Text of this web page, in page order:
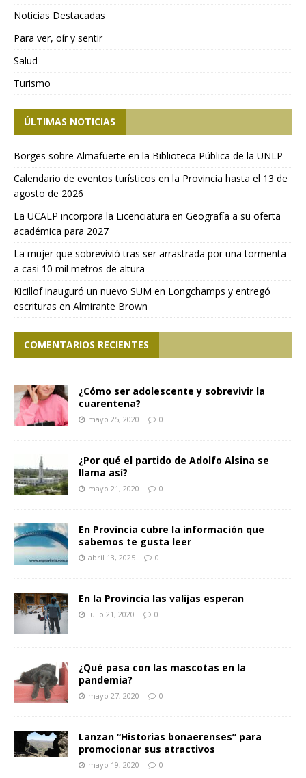
Noticias Destacadas
Para ver, oír y sentir
Salud
Turismo
ÚLTIMAS NOTICIAS
Borges sobre Almafuerte en la Biblioteca Pública de la UNLP
Calendario de eventos turísticos en la Provincia hasta el 13 de
agosto de 2026
La UCALP incorpora la Licenciatura en Geografía a su oferta
académica para 2027
La mujer que sobrevivió tras ser arrastrada por una tormenta
a casi 10 mil metros de altura
Kicillof inauguró un nuevo SUM en Longchamps y entregó
escrituras en Almirante Brown
COMENTARIOS RECIENTES
¿Cómo ser adolescente y sobrevivir la
cuarentena?
mayo 25, 2020 0
¿Por qué el partido de Adolfo Alsina se
llama así?
mayo 21, 2020 0
En Provincia cubre la información que
sabemos te gusta leer
abril 13, 2025 0
En la Provincia las valijas esperan
julio 21, 2020 0
¿Qué pasa con las mascotas en la
pandemia?
mayo 27, 2020 0
Lanzan “Historias bonaerenses” para
promocionar sus atractivos
mayo 19, 2020 0